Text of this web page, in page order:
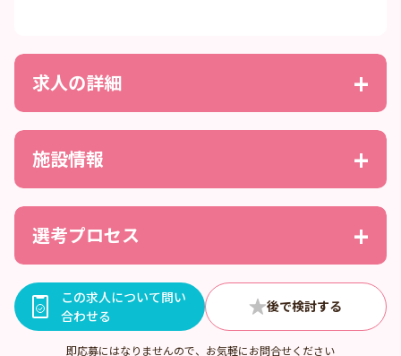
求人の詳細
施設情報
選考プロセス
この求人について問い
合わせる
即応募にはなりませんので、お気軽にお問合せください